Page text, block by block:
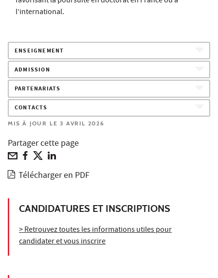
l’international.
ENSEIGNEMENT
ADMISSION
PARTENARIATS
CONTACTS
MIS À JOUR LE 3 AVRIL 2026
Partager cette page
Télécharger en PDF
CANDIDATURES ET INSCRIPTIONS
> Retrouvez toutes les informations utiles pour
candidater et vous inscrire